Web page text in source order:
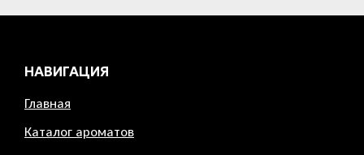
НАВИГАЦИЯ
Главная
Каталог ароматов